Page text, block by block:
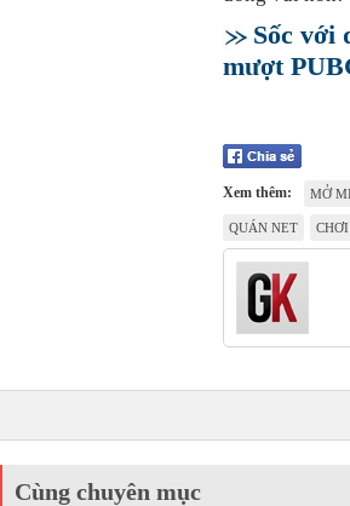
Sốc với
mượt
Xem thêm: MỞ
QUÁN NET
Cùng chuyên mục